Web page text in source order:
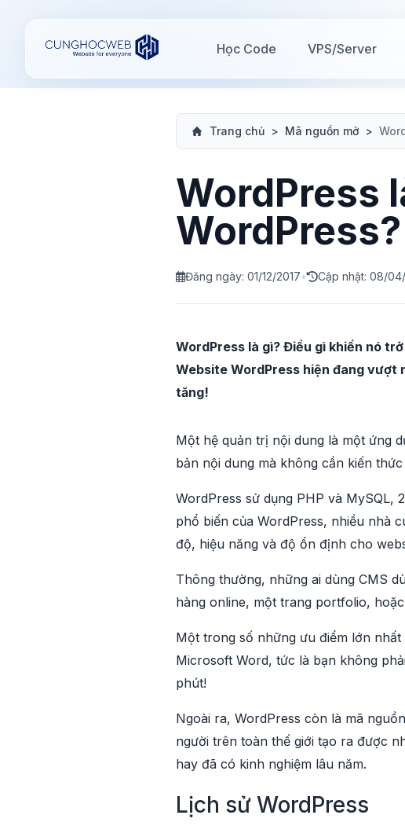
Học Code VPS/Server
Trang chủ > Mã nguồn mở >
WordPress
WordPress?
Đăng ngày: 01/12/2017• Cập nhật: 08/
WordPress là gì? Điều gì khiến nó
Website WordPress hiện đang
tăng!
Một hệ quản trị nội dung là một ứng
bản nội dung mà không cần kiến
WordPress sử dụng PHP và
phổ biến của WordPress, nhiều nhà
độ, hiệu năng và độ ổn định cho
Thông thường, những ai dùng CMS
hàng online, một trang portfolio,
Một trong số những ưu điểm lớn nhất
Microsoft Word, tức là bạn không
phút!
Ngoài ra, WordPress còn là mã
người trên toàn thế giới tạo ra được
hay đã có kinh nghiệm lâu năm.
Lịch sử WordPress